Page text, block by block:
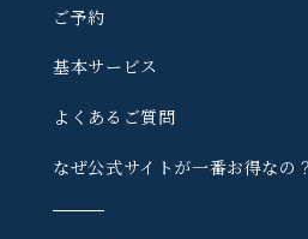
ご予約
基本サービス
よくあるご質問
なぜ公式サイトが一番お得なの？